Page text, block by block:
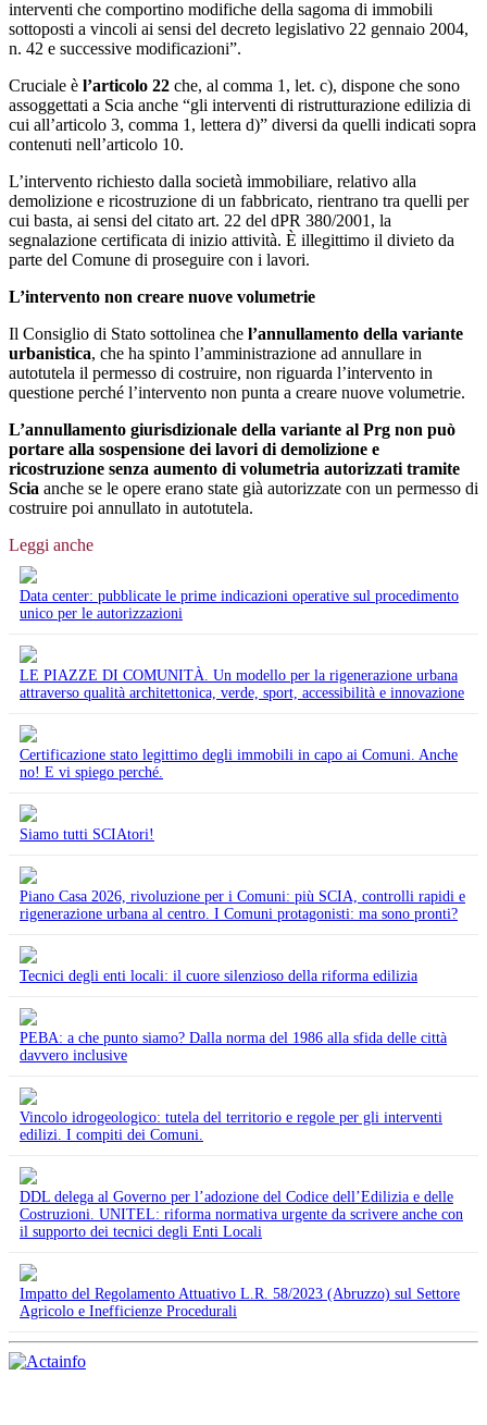
interventi che comportino modifiche della sagoma di immobili
sottoposti a vincoli ai sensi del decreto legislativo 22 gennaio 2004,
n. 42 e successive modificazioni”.
Cruciale è l’articolo 22 che, al comma 1, let. c), dispone che sono
assoggettati a Scia anche “gli interventi di ristrutturazione edilizia di
cui all’articolo 3, comma 1, lettera d)” diversi da quelli indicati sopra
contenuti nell’articolo 10.
L’intervento richiesto dalla società immobiliare, relativo alla
demolizione e ricostruzione di un fabbricato, rientrano tra quelli per
cui basta, ai sensi del citato art. 22 del dPR 380/2001, la
segnalazione certificata di inizio attività. È illegittimo il divieto da
parte del Comune di proseguire con i lavori.
L’intervento non creare nuove volumetrie
Il Consiglio di Stato sottolinea che l’annullamento della variante
urbanistica, che ha spinto l’amministrazione ad annullare in
autotutela il permesso di costruire, non riguarda l’intervento in
questione perché l’intervento non punta a creare nuove volumetrie.
L’annullamento giurisdizionale della variante al Prg non può
portare alla sospensione dei lavori di demolizione e
ricostruzione senza aumento di volumetria autorizzati tramite
Scia anche se le opere erano state già autorizzate con un permesso di
costruire poi annullato in autotutela.
Leggi anche
Data center: pubblicate le prime indicazioni operative sul procedimento
unico per le autorizzazioni
LE PIAZZE DI COMUNITÀ. Un modello per la rigenerazione urbana
attraverso qualità architettonica, verde, sport, accessibilità e innovazione
Certificazione stato legittimo degli immobili in capo ai Comuni. Anche
no! E vi spiego perché.
Siamo tutti SCIAtori!
Piano Casa 2026, rivoluzione per i Comuni: più SCIA, controlli rapidi e
rigenerazione urbana al centro. I Comuni protagonisti: ma sono pronti?
Tecnici degli enti locali: il cuore silenzioso della riforma edilizia
PEBA: a che punto siamo? Dalla norma del 1986 alla sfida delle città
davvero inclusive
Vincolo idrogeologico: tutela del territorio e regole per gli interventi
edilizi. I compiti dei Comuni.
DDL delega al Governo per l’adozione del Codice dell’Edilizia e delle
Costruzioni. UNITEL: riforma normativa urgente da scrivere anche con
il supporto dei tecnici degli Enti Locali
Impatto del Regolamento Attuativo L.R. 58/2023 (Abruzzo) sul Settore
Agricolo e Inefficienze Procedurali